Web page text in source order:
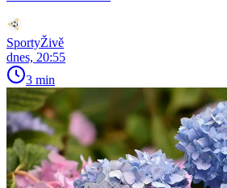
SportyŽivě
dnes, 20:55
3 min